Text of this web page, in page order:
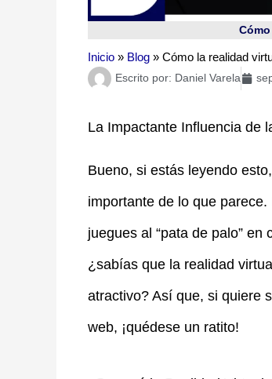
Inicio » Blog » Cómo la realidad
Escrito por: Daniel Varela
La Impactante Influencia de
Bueno, si estás leyendo
importante de lo que
juegues al “pata de palo”
¿sabías que la realidad
atractivo? Así que, si quiere
web, ¡quédese un ratito!